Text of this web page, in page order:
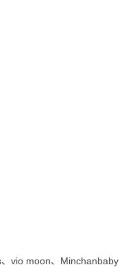
vio moon、Minchanbaby